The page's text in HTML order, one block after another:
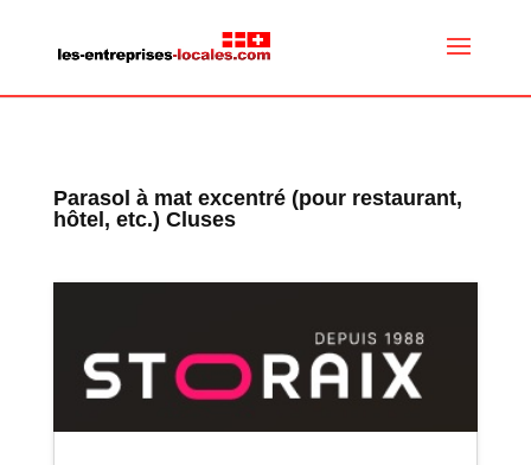
Parasol à mat excentré (pour restaurant,
hôtel, etc.) Cluses